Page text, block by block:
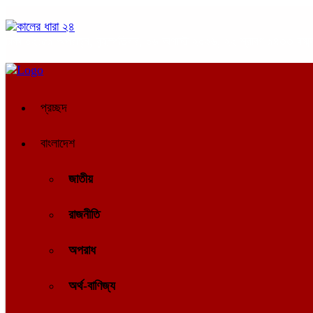
প্রচ্ছদ
বাংলাদেশ
জাতীয়
রাজনীতি
অপরাধ
অর্থ-বাণিজ্য